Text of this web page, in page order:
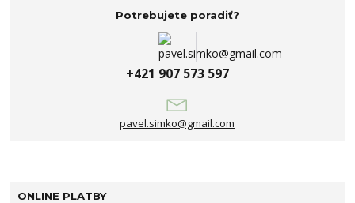
Potrebujete poradiť?
+421 907 573 597
pavel.simko@gmail.com
ONLINE PLATBY